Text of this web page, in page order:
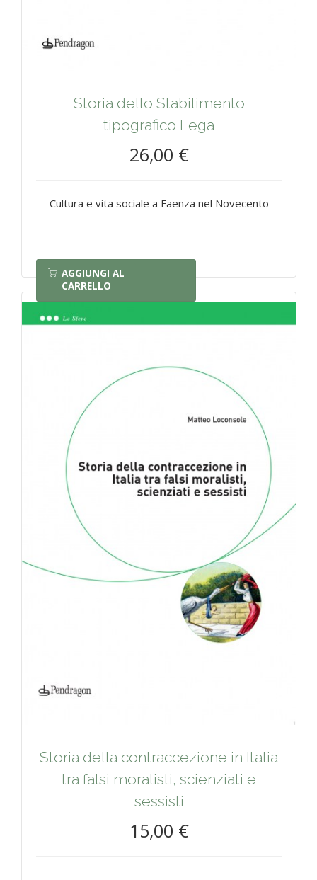
Storia dello Stabilimento
tipografico Lega
26,00 €
Cultura e vita sociale a Faenza nel Novecento
AGGIUNGI AL
CARRELLO
Storia della contraccezione in Italia
tra falsi moralisti, scienziati e
sessisti
15,00 €